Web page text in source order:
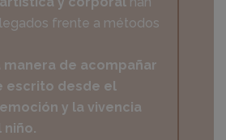
frente a métodos
manera de acompañar
escrito desde el
y la vivencia
niño.